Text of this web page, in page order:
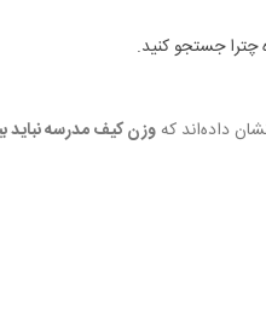
چترا جستجو کنید.
داده‌اند که